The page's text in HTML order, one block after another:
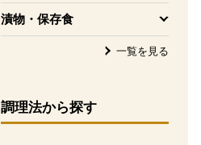
漬物・保存食
を開く
一覧を見る
調理法から探す